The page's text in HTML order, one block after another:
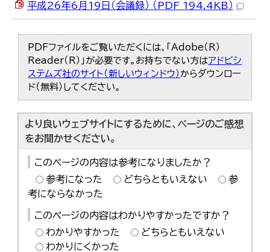
平成26年6月19日（会議録） （PDF 194.4KB）
PDFファイルをご覧いただくには、「Adobe（R）
Reader（R）」が必要です。お持ちでない方はアドビシ
ステムズ社のサイト（新しいウィンドウ） からダウンロー
ド（無料）してください。
より良いウェブサイトにするために、ページのご感想
をお聞かせください。
このページの内容は参考になりましたか？
参考になった
どちらともいえない
参
考にならなかった
このページの内容はわかりやすかったですか？
わかりやすかった
どちらともいえない
わかりにくかった